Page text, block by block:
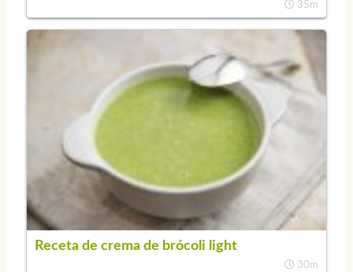
35m
Receta de crema de brócoli light
30m